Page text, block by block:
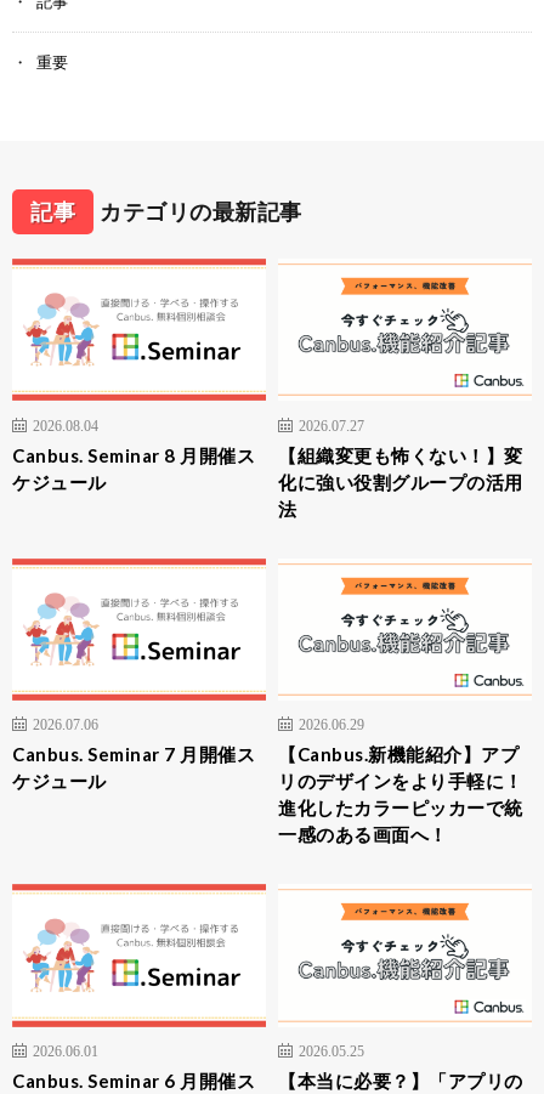
重要
記事 カテゴリの最新記事
2026.08.04
Canbus. Seminar 8 月開催ス
ケジュール
2026.07.27
【組織変更も怖くない！】変
化に強い役割グループの活用
法
2026.07.06
Canbus. Seminar 7 月開催ス
ケジュール
2026.06.29
【Canbus.新機能紹介】アプ
リのデザインをより手軽に！
進化したカラーピッカーで統
一感のある画面へ！
2026.06.01
Canbus. Seminar 6 月開催ス
2026.05.25
【本当に必要？】「アプリの